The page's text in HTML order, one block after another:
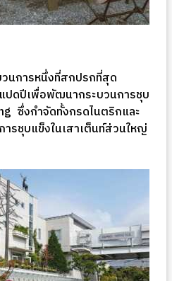
นการหนึ่งที่สกปรกที่สุด
ปดปีเพื่อพัฒนากระบวนการชุบ
ซึ่งกำจัดทั้งกรดไนตริกและ
รชุบแข็งในเสาเต็นท์ส่วนใหญ่